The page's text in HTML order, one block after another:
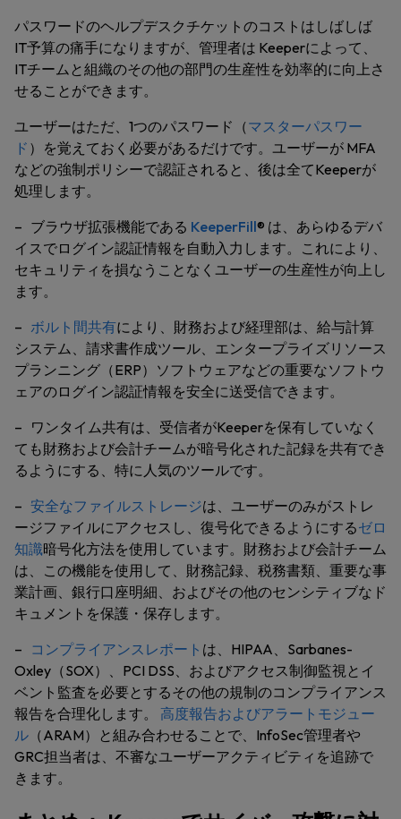
パスワードのヘルプデスクチケットのコストはしばしば
IT予算の痛手になりますが、管理者は Keeperによって、
ITチームと組織のその他の部門の生産性を効率的に向上さ
せることができます。
ユーザーはただ、1つのパスワード（マスターパスワー
ド ）を覚えておく必要があるだけです。ユーザーが MFA
などの強制ポリシーで認証されると、後は全てKeeperが
処理します。
– ブラウザ拡張機能である KeeperFill® は、あらゆるデバ
イスでログイン認証情報を自動入力します。これにより、
セキュリティを損なうことなくユーザーの生産性が向上し
ます。
– ボルト間共有により、財務および経理部は、給与計算
システム、請求書作成ツール、エンタープライズリソース
プランニング（ERP）ソフトウェアなどの重要なソフトウ
ェアのログイン認証情報を安全に送受信できます。
– ワンタイム共有は、受信者がKeeperを保有していなく
ても財務および会計チームが暗号化された記録を共有でき
るようにする、特に人気のツールです。
– 安全なファイルストレージは、ユーザーのみがストレ
ージファイルにアクセスし、復号化できるようにするゼロ
知識暗号化方法を使用しています。財務および会計チーム
は、この機能を使用して、財務記録、税務書類、重要な事
業計画、銀行口座明細、およびその他のセンシティブなド
キュメントを保護・保存します。
– コンプライアンスレポート は、HIPAA、Sarbanes-
Oxley（SOX）、PCI DSS、およびアクセス制御監視とイ
ベント監査を必要とするその他の規制のコンプライアンス
報告を合理化します。 高度報告およびアラートモジュー
ル （ARAM）と組み合わせることで、InfoSec管理者や
GRC担当者は、不審なユーザーアクティビティを追跡で
きます。